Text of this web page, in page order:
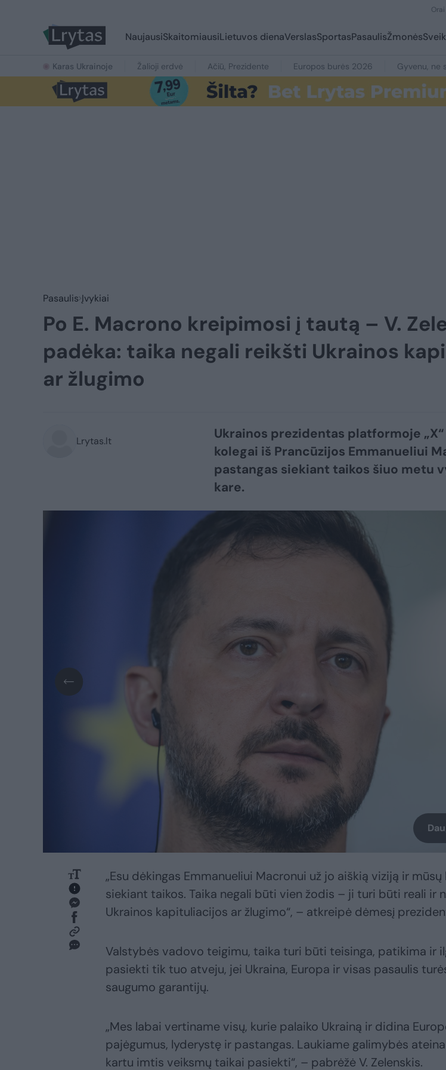
Orai
NaujausiSkaitomiausiLietuvos dienaVerslasSportasPasaulisŽmonės
Karas Ukrainoje Žalioji erdvė Ačiū, Prezidente Europos burės 2026 Gyvenu, ne
Pasaulis Įvykiai
Po E. Macrono kreipimosi į tautą – V.
padėka: taika negali reikšti Ukrainos
ar žlugimo
Lrytas.lt
Ukrainos prezidentas platformoje
kolegai iš Prancūzijos Emmanueliui
pastangas siekiant taikos šiuo metu
kare.
„Esu dėkingas Emmanueliui Macronui už jo aiškią viziją ir
siekiant taikos. Taika negali būti vien žodis – ji turi būti reali ir
Ukrainos kapituliacijos ar žlugimo“, – atkreipė dėmesį
Valstybės vadovo teigimu, taika turi būti teisinga, patikima ir
pasiekti tik tuo atveju, jei Ukraina, Europa ir visas pasaulis
saugumo garantijų.
„Mes labai vertiname visų, kurie palaiko Ukrainą ir didina
pajėgumus, lyderystę ir pastangas. Laukiame galimybės
kartu imtis veiksmų taikai pasiekti“, – pabrėžė V. Zelenskis.